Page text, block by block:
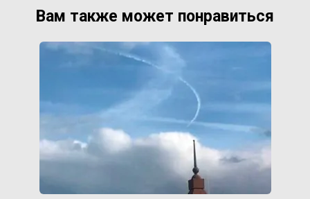
Вам также может понравиться